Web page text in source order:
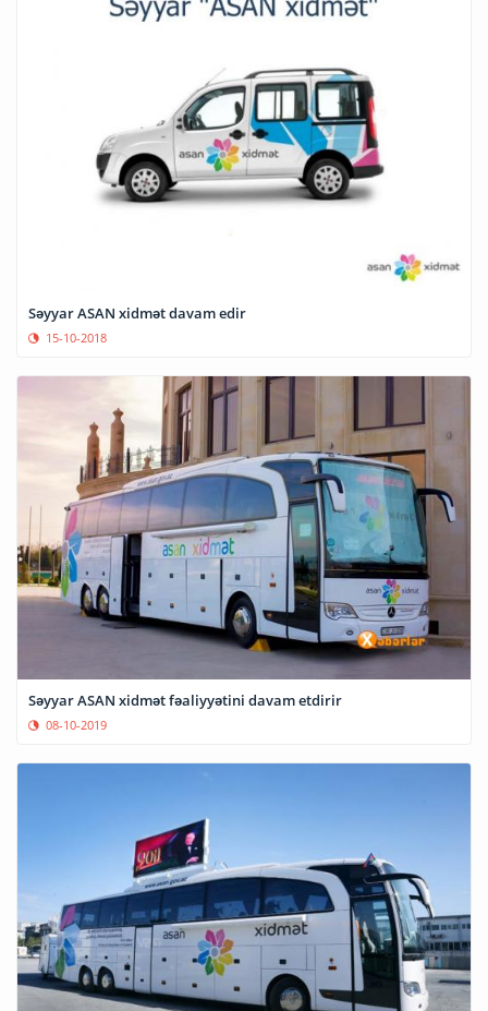
Səyyar ASAN xidmət davam edir
15-10-2018
Səyyar ASAN xidmət fəaliyyətini davam etdirir
08-10-2019